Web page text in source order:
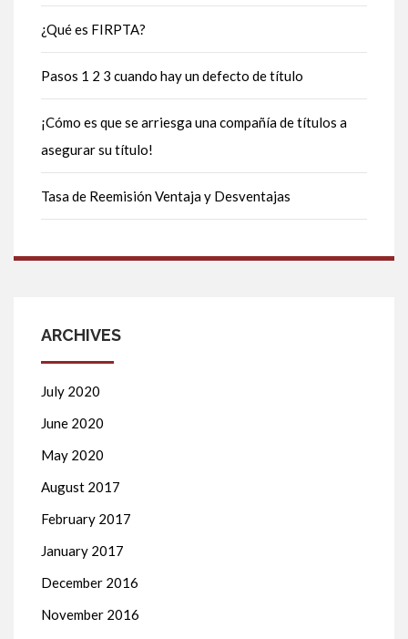
¿Qué es FIRPTA?
Pasos 1 2 3 cuando hay un defecto de título
¡Cómo es que se arriesga una compañía de títulos a
asegurar su título!
Tasa de Reemisión Ventaja y Desventajas
ARCHIVES
July 2020
June 2020
May 2020
August 2017
February 2017
January 2017
December 2016
November 2016